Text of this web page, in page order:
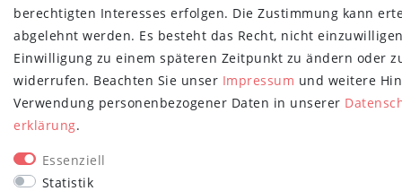
berechtigten Interesses erfolgen. Die Zustimmung kann
abgelehnt werden. Es besteht das Recht, nicht
Einwilligung zu einem späteren Zeitpunkt zu ändern oder
widerrufen. Beachten Sie unser Impressum und weitere
Verwendung personenbezogener Daten in unserer
erklärung.
Essenziell
Statistik